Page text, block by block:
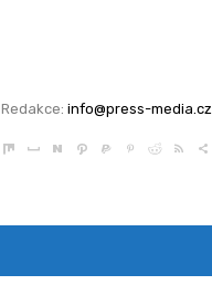
Redakce: info@press-media.cz